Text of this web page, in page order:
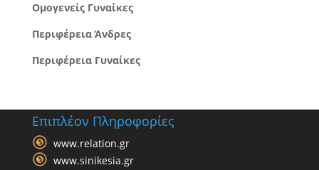
Ομογενείς Γυναίκες
Περιφέρεια Άνδρες
Περιφέρεια Γυναίκες
Επιπλέον Πληροφορίες
www.relation.gr
www.sinikesia.gr